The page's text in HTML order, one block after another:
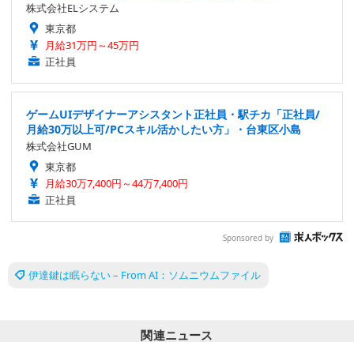
株式会社ELシステム
東京都
月給31万円～45万円
正社員
ゲームUIデザイナーアシスタント正社員・駅チカ「正社員/
月給30万以上可/PCスキル活かしたい方」・台東区小島
株式会社GUM
東京都
月給30万7,400円～44万7,400円
正社員
Sponsored by
伊達鍵は眠らない – From AI：ソムニウムファイル
関連ニュース